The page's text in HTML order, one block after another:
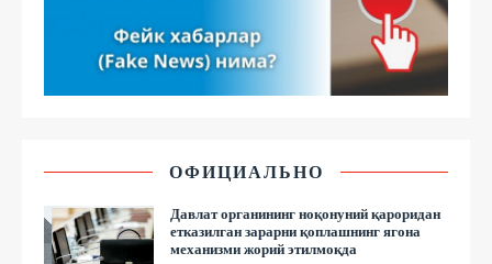
ОФИЦИАЛЬНО
Давлат органининг ноқонуний қароридан
етказилган зарарни қоплашнинг ягона
механизми жорий этилмоқда